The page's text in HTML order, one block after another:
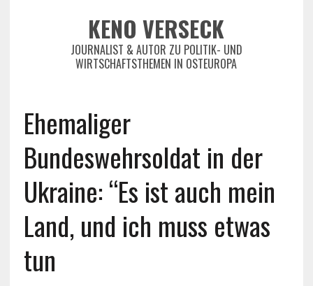
KENO VERSECK
JOURNALIST & AUTOR ZU POLITIK- UND
WIRTSCHAFTSTHEMEN IN OSTEUROPA
Ehemaliger
Bundeswehrsoldat in der
Ukraine: “Es ist auch mein
Land, und ich muss etwas
tun